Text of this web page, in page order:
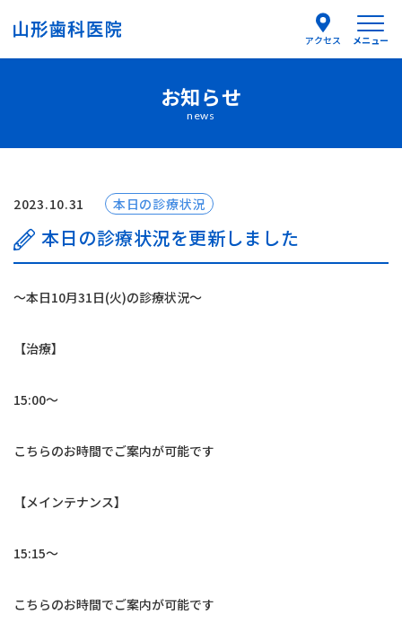
アクセス メニュー
医師紹介
はじめての方へ
診療案内
よくあるご質問
お知らせ
交通アクセス
お問い合わせ
お知らせ
news
2023.10.31 本日の診療状況
本日の診療状況を更新しました
〜本日10月31日(火)の診療状況〜
【治療】
15:00〜
こちらのお時間でご案内が可能です
【メインテナンス】
15:15〜
こちらのお時間でご案内が可能です